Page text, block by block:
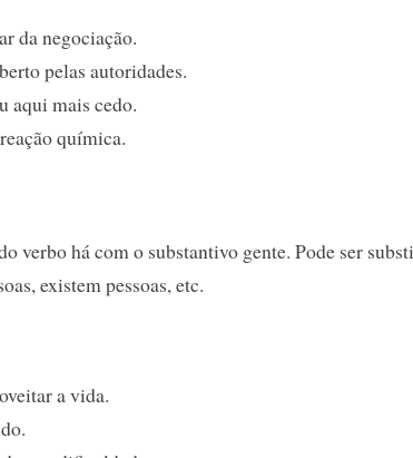
da negociação.
pelas autoridades.
aqui mais cedo.
química.
verbo há com o substantivo gente. Pode ser
existem pessoas, etc.
a vida.